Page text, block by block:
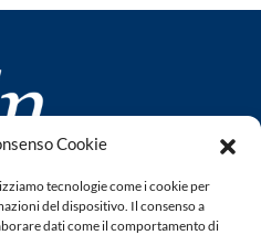
Cookie
tecnologie come i cookie per
del dispositivo. Il consenso a
dati come il comportamento di
Luperini